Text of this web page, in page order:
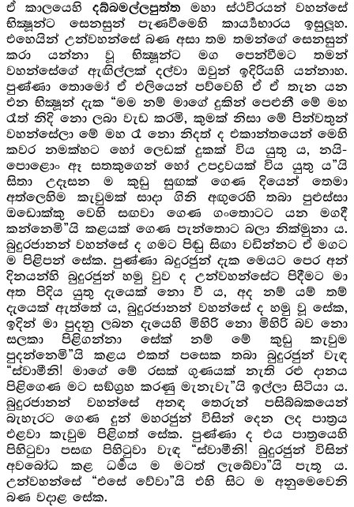
ඒ කාලයෙහි දබ්බමල්ලපුත්තමහා ස්ථවිරයන් වහන්සේ
භික්‍ෂූන්ට සෙනසුන් පැණවීමෙහි කාර්‍ය්‍යභාරය ඉසුලූහ.
එහෙයින් උන්වහන්සේ බණ අසා තම තමන්ගේ සෙනසුන්
කරා යන්නා වූ භික්‍ෂූන්ට මග පෙන්වීමට තමන්
වහන්සේගේ ඇඟිල්ලක් දල්වා ඔවුන් ඉදිරියහි යන්නාහ.
පුණ්ණා තොමෝ ඒ එලියෙන් පව්වෙහි ඒ ඒ තැන යන
එන භික්‍ෂූන් දැක “මම නම් මාගේ දුකින් පෙළුනී මේ මහ
රෑත් නිදි නො ලබා වැඩ කරමි, කුමක් නිසා මේ පින්වතුන්
වහන්සේලා මේ මහ රෑ නො නිදත් ද එකාන්තයෙන් මෙහි
කවර නමක්හට හෝ ලෙඩක් දුකක් විය යුතු ය, නයි-
පොළොං ඈ සතකුගෙන් හෝ උපද්‍රවයක් විය යුතු ය”යි
සිතා උදෑසන ම කුඩු සුඟක් ගෙණ දියෙන් තෙමා
අත්ලෙහිම කැවුමක් සාදා ගිනි අඟුරෙහි තබා පුළුස්සා
ඔඩොක්කු වෙහි සඟවා ගෙණ ගංතොටට යන මගදී
කන්නෙමි”යි කළයක් ගෙණ පැන්තොට බලා නික්මුනා ය.
බුදුරජානන් වහන්සේ ද ගමට පිඬු සිඟා වඩින්නට ඒ මගට
ම පිළිපන් සේක. පුණ්ණා බදුරජුන් දැක මෙයට පෙර අන්
දිනයන්හි බුදුරජුන් හමු වුව ද උන්වහන්සේට පිදීමට මා
අත පිදිය යුතු ‍දැයෙක් නො වී ය, අද නම් යම් තම්
දැයෙක් ඇත්තේ ය, බුදුරජානන් වහන්සේ ද හමු වූ සේක,
ඉදින් මා පුදනු ලබන දැයෙහි මිහිරි නො මිහිරි බව නො
සලකා පිළිගන්නා සේක් නම් මේ කුඩු කැවුම
පුදන්නෙමි”යි කළය එකත් පසෙක තබා බුදුරජුන් වැඳ
“ස්වාමීනි! මාගේ මේ රසක් ගුණයක් නැති රළු දානය
පිළිගෙණ මට සඞ්ග්‍රහ කරණු මැනැවැ”යි ඉල්ලා සිටියා ය.
බුදුරජානන් වහන්සේ අනඳ තෙරුන් පසිබ්බකයෙන්
බැහැරට ගෙණ දුන් මහරජුන් විසින් දෙන ලද පාත්‍රය
එළවා කැවුම පිළිගත් සේක. පුණ්ණා ද එය පාත්‍රයෙහි
පිහිටුවා පසඟ පිහිටුවා වැඳ “ස්වාමීනි! බුදුරජුන් විසින්
අවබෝධ කළ ධර්‍මය ම මටත් ලැබේවා”යි පැතූ ය.
උන්වහන්සේ “එසේ වේවා”යි එහි සිට ම අනුමෙවෙනි
බණ වදාළ සේක.